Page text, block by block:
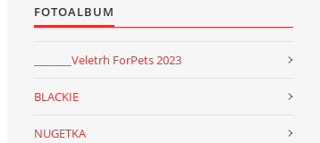
FOTOALBUM
_______Veletrh ForPets 2023
BLACKIE
NUGETKA